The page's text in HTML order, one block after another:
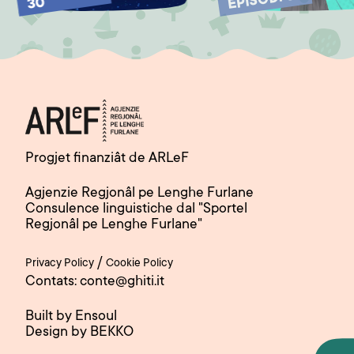
30
Progjet finanziât de ARLeF
Agjenzie Regjonâl pe Lenghe Furlane
Consulence linguistiche dal "Sportel
Regjonâl pe Lenghe Furlane"
Privacy Policy / Cookie Policy
Contats: conte@ghiti.it
Built by Ensoul
Design by BEKKO